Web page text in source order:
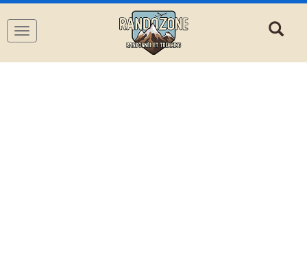
Navigation